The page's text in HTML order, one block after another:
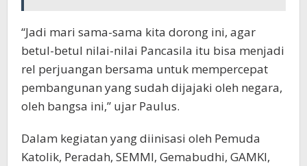
“Jadi mari sama-sama kita dorong ini, agar
betul-betul nilai-nilai Pancasila itu bisa menjadi
rel perjuangan bersama untuk mempercepat
pembangunan yang sudah dijajaki oleh negara,
oleh bangsa ini,” ujar Paulus.
Dalam kegiatan yang diinisasi oleh Pemuda
Katolik, Peradah, SEMMI, Gemabudhi, GAMKI,